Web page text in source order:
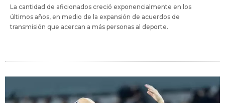
La cantidad de aficionados creció exponencialmente en los
últimos años, en medio de la expansión de acuerdos de
transmisión que acercan a más personas al deporte.